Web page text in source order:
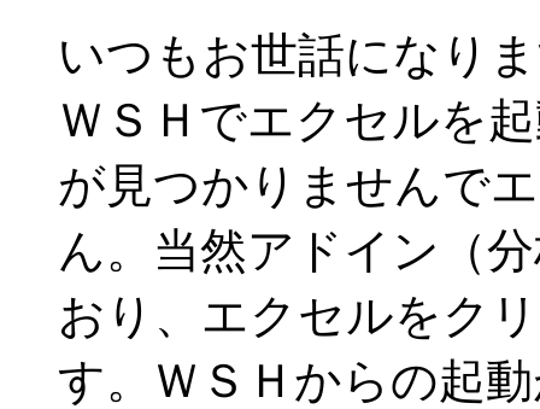
いつもお世話になり
ＷＳＨでエクセルを
が見つかりませんで
ん。当然アドイン（
おり、エクセルをク
す。ＷＳＨからの起